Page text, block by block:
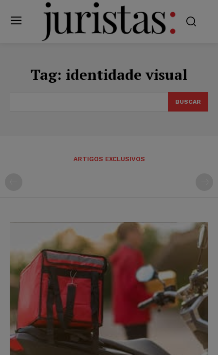
Tag: identidade visual
BUSCAR
ARTIGOS EXCLUSIVOS